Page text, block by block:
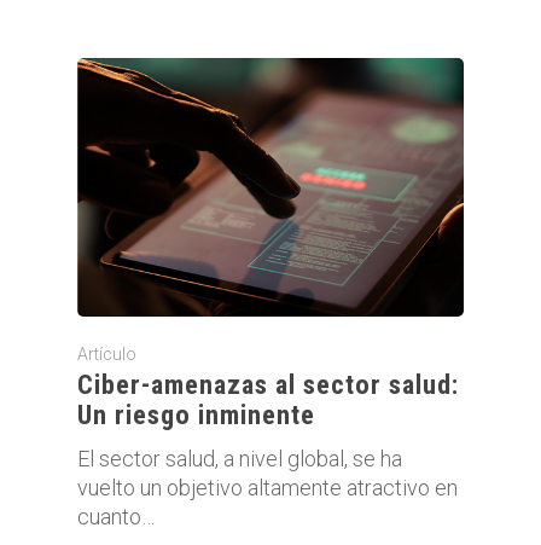
Artículo
Ciber-amenazas al sector salud:
Un riesgo inminente
El sector salud, a nivel global, se ha
vuelto un objetivo altamente atractivo en
cuanto…